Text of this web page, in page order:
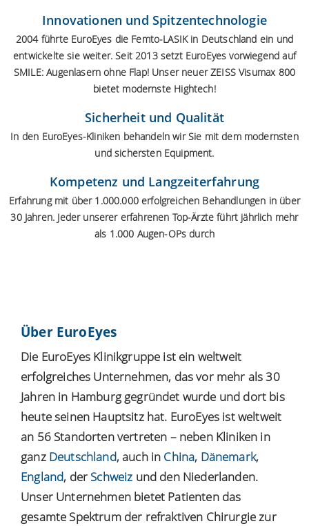
Innovationen und Spitzentechnologie
2004 führte EuroEyes die Femto-LASIK in Deutschland ein und
entwickelte sie weiter. Seit 2013 setzt EuroEyes vorwiegend auf
SMILE:Augenlasern ohne Flap! Unser neuer ZEISS Visumax 800
bietet modernste Hightech!
Sicherheit und Qualität
In den EuroEyes-Kliniken behandeln wir Sie mit dem modernsten
und sichersten Equipment.
Kompetenz und Langzeiterfahrung
Erfahrung mit über 1.000.000 erfolgreichen Behandlungen in über
30 Jahren. Jeder unserer erfahrenen Top-Ärzte führt jährlich mehr
als 1.000 Augen-OPs durch
Über EuroEyes
Die EuroEyes Klinikgruppe ist ein weltweit
erfolgreiches Unternehmen, das vor mehr als 30
Jahren in Hamburg gegründet wurde und dort bis
heute seinen Hauptsitz hat. EuroEyes ist weltweit
an 56 Standorten vertreten – neben Kliniken in
ganz Deutschland, auch in China, Dänemark,
England, der Schweiz und den Niederlanden.
Unser Unternehmen bietet Patienten das
gesamte Spektrum der refraktiven Chirurgie zur